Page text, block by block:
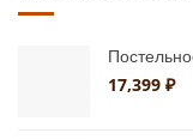
17,399 ₽